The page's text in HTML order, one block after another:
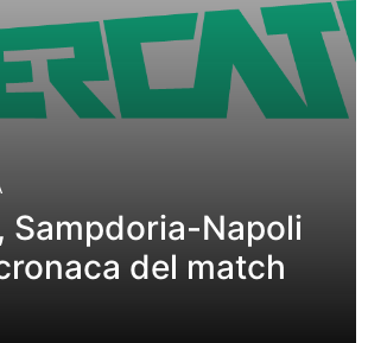
Sampdoria-Napoli
del match